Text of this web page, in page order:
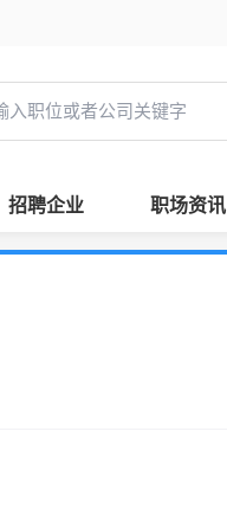
招聘企业 职场资讯